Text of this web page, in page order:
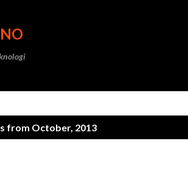
from October, 2013